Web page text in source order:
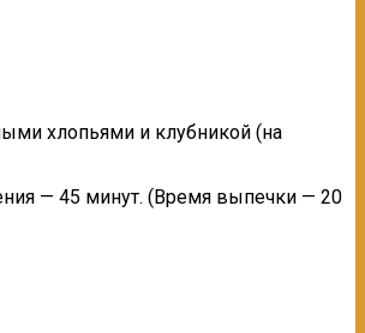
хлопьями и клубникой (на
— 45 минут. (Время выпечки — 20